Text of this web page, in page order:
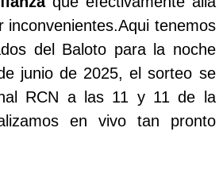
inconvenientes.Aqui tenemos
del Baloto para la noche
junio de 2025, el sorteo se
RCN a las 11 y 11 de la
en vivo tan pronto